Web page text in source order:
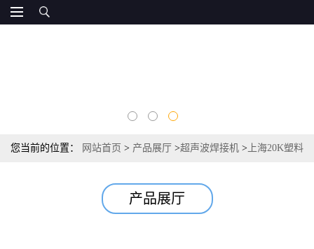
您当前的位置： 网站首页 > 产品展厅 >超声波焊接机 > 上海20K塑料
产品展厅